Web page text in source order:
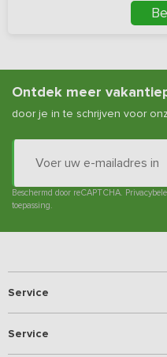
Ontdek meer
door je in te schrijven voor
Beschermd door reCAPTCHA.
toepassing.
Service
Service